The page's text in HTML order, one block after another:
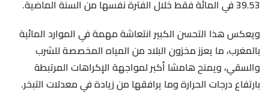
39.53 في المائة فقط خلال الفترة نفسها من السنة الماضية.
ويعكس هذا التحسن الكبير انتعاشة مهمة في الموارد المائية
بالمغرب، ما يعزز مخزون البلاد من المياه المخصصة للشرب
والسقي، ويمنح هامشا أكبر لمواجهة الإكراهات المرتبطة
بارتفاع درجات الحرارة وما يرافقها من زيادة في معدلات التبخر.